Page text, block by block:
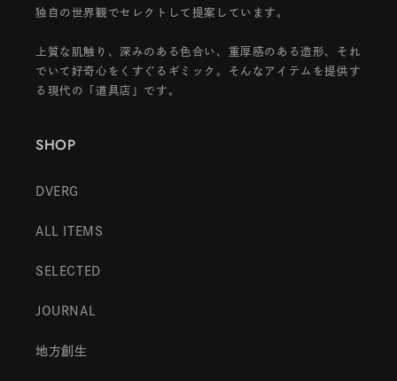
独自の世界観でセレクトして提案しています。
上質な肌触り、深みのある色合い、重厚感のある造形、それ
でいて好奇心をくすぐるギミック。そんなアイテムを提供す
る現代の「道具店」です。
SHOP
DVERG
ALL ITEMS
SELECTED
JOURNAL
地方創生